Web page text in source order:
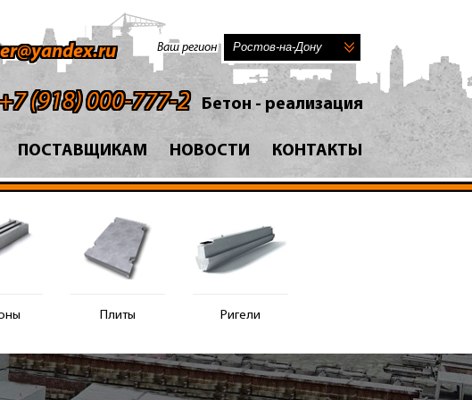
Ваш регион
(918) 000-777-2 Бетон - реализация
ПОСТАВЩИКАМ НОВОСТИ КОНТАКТЫ
Плиты Ригели